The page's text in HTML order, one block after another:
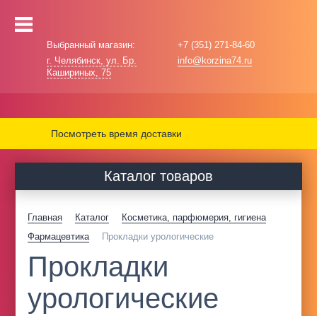
Выбранный магазин:
г. Челябинск, ул. Бр.
Кашириных, 75
+7 (351) 271-84-60
info@korzina74.ru
Посмотреть время доставки
Каталог товаров
Главная Каталог
Косметика, парфюмерия, гигиена
Фармацевтика
Прокладки урологические
Прокладки
урологические